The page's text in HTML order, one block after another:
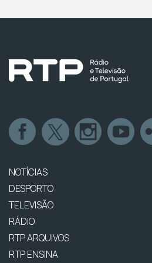
NOTÍCIAS
DESPORTO
TELEVISÃO
RÁDIO
RTP ARQUIVOS
RTP ENSINA